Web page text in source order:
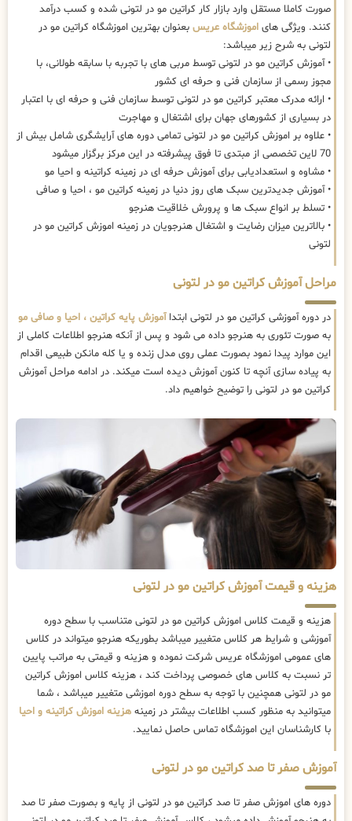
صورت کاملا مستقل وارد بازار کار کراتین مو در لتونی شده و کسب درآمد
کنند. ویژگی های اموزشگاه عریس بعنوان بهترین اموزشگاه کراتین مو در
لتونی به شرح زیر میباشد:
• آموزش کراتین مو در لتونی توسط مربی های با تجربه با سابقه طولانی، با
مجوز رسمی از سازمان فنی و حرفه ای کشور
• ارائه مدرک معتبر کراتین مو در لتونی توسط سازمان فنی و حرفه ای با اعتبار
در بسیاری از کشورهای جهان برای اشتغال و مهاجرت
• علاوه بر اموزش کراتین مو در لتونی تمامی دوره های آرایشگری شامل بیش از
70 لاین تخصصی از مبتدی تا فوق پیشرفته در این مرکز برگزار میشود
• مشاوه و استعدادیابی برای آموزش حرفه ای در زمینه کراتینه و احیا مو
• آموزش جدیدترین سبک های روز دنیا در زمینه کراتین مو ، احیا و صافی
• تسلط بر انواع سبک ها و پرورش خلاقیت هنرجو
• بالاترین میزان رضایت و اشتغال هنرجویان در زمینه اموزش کراتین مو در
لتونی
مراحل آموزش کراتین مو در لتونی
در دوره آموزشی کراتین مو در لتونی ابتداآموزش پایه کراتین ، احیا و صافی مو
به صورت تئوری به هنرجو داده می شود و پس از آنکه هنرجو اطلاعات کاملی از
این موارد پیدا نمود بصورت عملی روی مدل زنده و یا کله مانکن طبیعی اقدام
به پیاده سازی آنچه تا کنون آموزش دیده است میکند. در ادامه مراحل آموزش
کراتین مو در لتونی را توضیح خواهیم داد.
هزینه و قیمت آموزش کراتین مو در لتونی
هزینه و قیمت کلاس اموزش کراتین مو در لتونی متناسب با سطح دوره
آموزشی و شرایط هر کلاس متغییر میباشد بطوریکه هنرجو میتواند در کلاس
های عمومی اموزشگاه عریس شرکت نموده و هزینه و قیمتی به مراتب پایین
تر نسبت به کلاس های خصوصی پرداخت کند ، هزینه کلاس اموزش کراتین
مو در لتونی همچنین با توجه به سطح دوره اموزشی متغییر میباشد ، شما
میتوانید به منظور کسب اطلاعات بیشتر در زمینه هزینه اموزش کراتینه و احیا
با کارشناسان این اموزشگاه تماس حاصل نمایید.
آموزش صفر تا صد کراتین مو در لتونی
دوره های اموزش صفر تا صد کراتین مو در لتونی از پایه و بصورت صفر تا صد